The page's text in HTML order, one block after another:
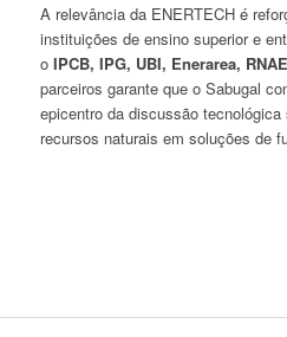
A relevância da ENERTECH é
instituições de ensino superior e
o IPCB, IPG, UBI, Enerarea,
parceiros garante que o Sabugal
epicentro da discussão
recursos naturais em soluções de